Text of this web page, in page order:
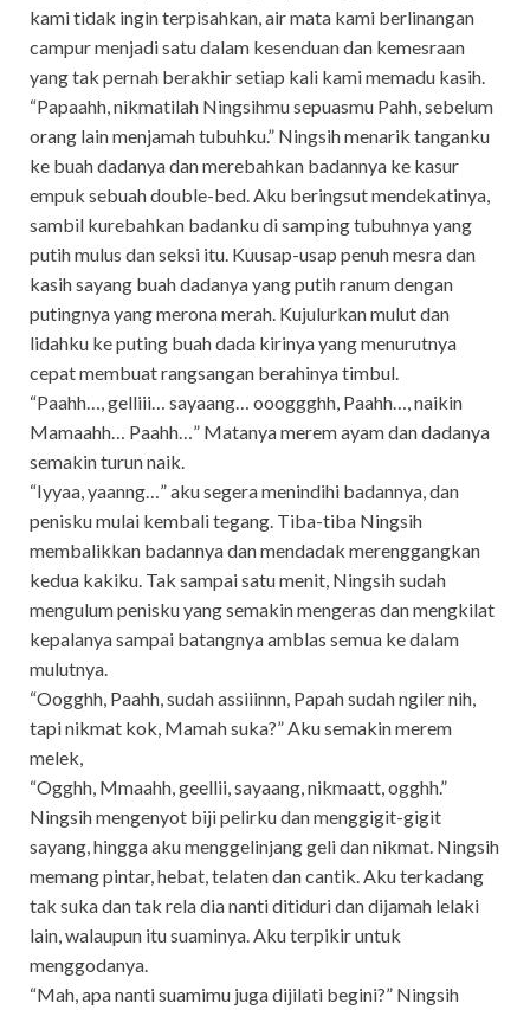
kami tidak ingin terpisahkan, air mata kami berlinangan
campur menjadi satu dalam kesenduan dan kemesraan
yang tak pernah berakhir setiap kali kami memadu kasih.
“Papaahh, nikmatilah Ningsihmu sepuasmu Pahh, sebelum
orang lain menjamah tubuhku.” Ningsih menarik tanganku
ke buah dadanya dan merebahkan badannya ke kasur
empuk sebuah double-bed. Aku beringsut mendekatinya,
sambil kurebahkan badanku di samping tubuhnya yang
putih mulus dan seksi itu. Kuusap-usap penuh mesra dan
kasih sayang buah dadanya yang putih ranum dengan
putingnya yang merona merah. Kujulurkan mulut dan
lidahku ke puting buah dada kirinya yang menurutnya
cepat membuat rangsangan berahinya timbul.
“Paahh…, gelliii… sayaang… oooggghh, Paahh…, naikin
Mamaahh… Paahh…” Matanya merem ayam dan dadanya
semakin turun naik.
“Iyyaa, yaanng…” aku segera menindihi badannya, dan
penisku mulai kembali tegang. Tiba-tiba Ningsih
membalikkan badannya dan mendadak merenggangkan
kedua kakiku. Tak sampai satu menit, Ningsih sudah
mengulum penisku yang semakin mengeras dan mengkilat
kepalanya sampai batangnya amblas semua ke dalam
mulutnya.
“Oogghh, Paahh, sudah assiiinnn, Papah sudah ngiler nih,
tapi nikmat kok, Mamah suka?” Aku semakin merem
melek,
“Ogghh, Mmaahh, geellii, sayaang, nikmaatt, ogghh.”
Ningsih mengenyot biji pelirku dan menggigit-gigit
sayang, hingga aku menggelinjang geli dan nikmat. Ningsih
memang pintar, hebat, telaten dan cantik. Aku terkadang
tak suka dan tak rela dia nanti ditiduri dan dijamah lelaki
lain, walaupun itu suaminya. Aku terpikir untuk
menggodanya.
“Mah, apa nanti suamimu juga dijilati begini?” Ningsih